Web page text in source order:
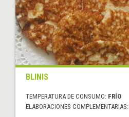
BLINIS
TEMPERATURA DE CONSUMO: FRÍO
ELABORACIONES COMPLEMENTARIAS: